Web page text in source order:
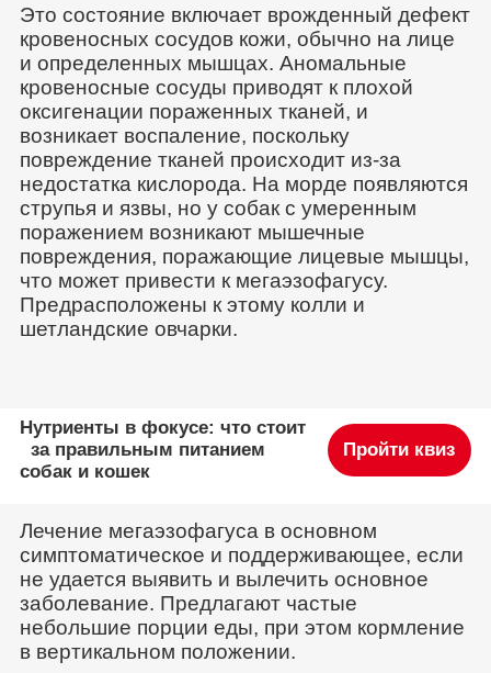
Это состояние включает врожденный дефект
кровеносных сосудов кожи, обычно на лице
и определенных мышцах. Аномальные
кровеносные сосуды приводят к плохой
оксигенации пораженных тканей, и
возникает воспаление, поскольку
повреждение тканей происходит из-за
недостатка кислорода. На морде появляются
струпья и язвы, но у собак с умеренным
поражением возникают мышечные
повреждения, поражающие лицевые мышцы,
что может привести к мегаэзофагусу.
Предрасположены к этому колли и
шетландские овчарки.
Нутриенты в фокусе: что стоит
за правильным питанием
собак и кошек
Пройти квиз
Лечение мегаэзофагуса в основном
симптоматическое и поддерживающее, если
не удается выявить и вылечить основное
заболевание. Предлагают частые
небольшие порции еды, при этом кормление
в вертикальном положении.